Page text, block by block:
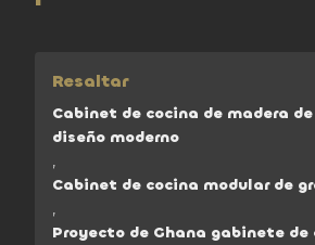
Resaltar
Cabinet de cocina de madera
diseño moderno
,
Cabinet de cocina modular de
,
Proyecto de Ghana gabinete de